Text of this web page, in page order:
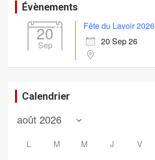
Évènements
20
Sep
Fête du Lavoir 2026
20 Sep 26
Calendrier
L M M J V